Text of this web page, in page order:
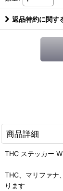
返品特約に関す
商品詳細
THC ステッカー
THC、マリファナ
ります